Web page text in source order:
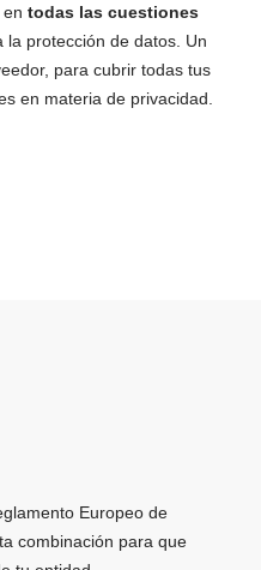
todas las cuestiones
la protección de datos. Un
para cubrir todas tus
en materia de privacidad.
Europeo de
combinación para que